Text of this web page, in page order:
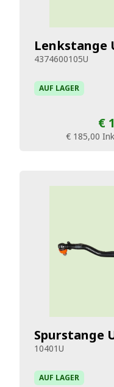
Lenkstange
4374600105U
AUF LAGER
€
€ 185,00
Spurstange
10401U
AUF LAGER